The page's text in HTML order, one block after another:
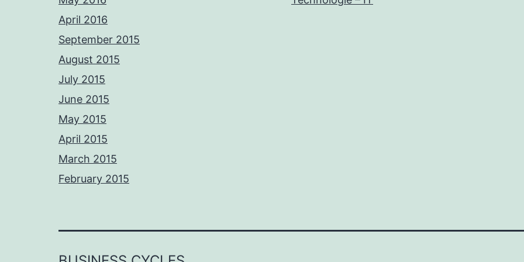
April 2016
September 2015
August 2015
July 2015
June 2015
May 2015
April 2015
March 2015
February 2015